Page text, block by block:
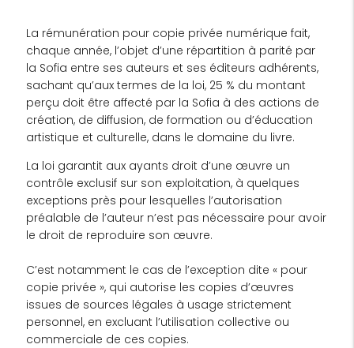
La rémunération pour copie privée numérique fait,
chaque année, l’objet d’une répartition à parité par
la Sofia entre ses auteurs et ses éditeurs adhérents,
sachant qu’aux termes de la loi, 25 % du montant
perçu doit être affecté par la Sofia à des actions de
création, de diffusion, de formation ou d’éducation
artistique et culturelle, dans le domaine du livre.
La loi garantit aux ayants droit d’une œuvre un
contrôle exclusif sur son exploitation, à quelques
exceptions près pour lesquelles l’autorisation
préalable de l’auteur n’est pas nécessaire pour avoir
le droit de reproduire son œuvre.
C’est notamment le cas de l’exception dite « pour
copie privée », qui autorise les copies d’œuvres
issues de sources légales à usage strictement
personnel, en excluant l’utilisation collective ou
commerciale de ces copies.